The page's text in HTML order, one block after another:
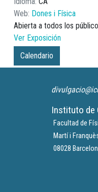
Web Dones i Física
Abierta a todos los
Ver Exposición
Calendario
Instituto de
Facultad de
Martí i
08028